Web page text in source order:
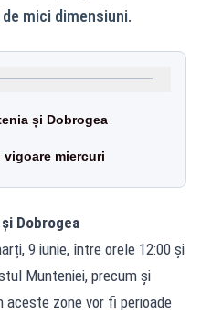
mici dimensiuni.
și Dobrogea
vigoare miercuri
Dobrogea
9 iunie, între orele 12:00 și
Munteniei, precum și
aceste zone vor fi perioade